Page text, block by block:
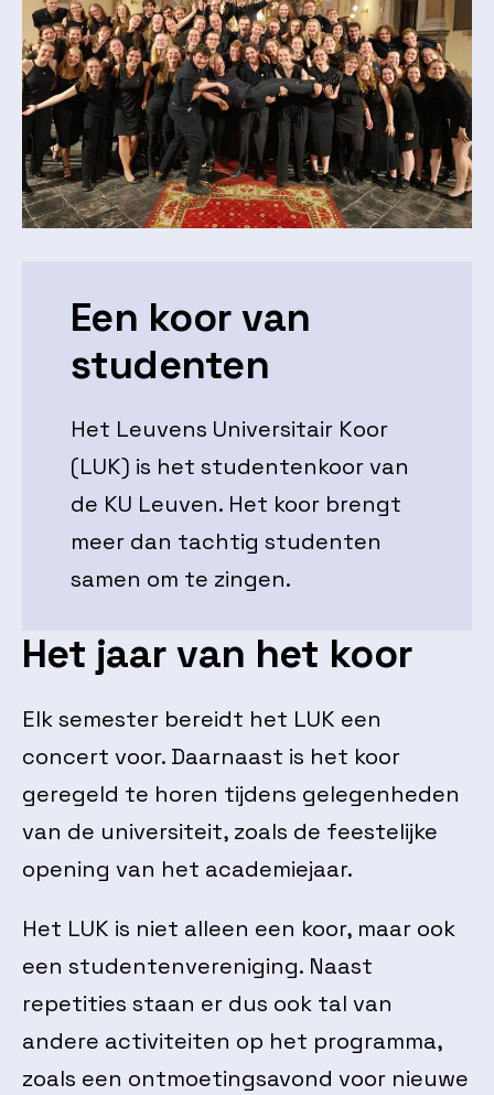
Een koor van
studenten
Het Leuvens Universitair Koor
(LUK) is het studentenkoor van
de KU Leuven. Het koor brengt
meer dan tachtig studenten
samen om te zingen.
Het jaar van het koor
Elk semester bereidt het LUK een
concert voor. Daarnaast is het koor
geregeld te horen tijdens gelegenheden
van de universiteit, zoals de feestelijke
opening van het academiejaar.
Het LUK is niet alleen een koor, maar ook
een studentenvereniging. Naast
repetities staan er dus ook tal van
andere activiteiten op het programma,
zoals een ontmoetingsavond voor nieuwe